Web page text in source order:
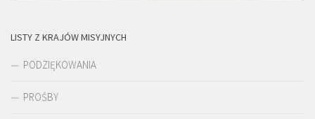
LISTY Z KRAJÓW MISYJNYCH
PODZIĘKOWANIA
PROŚBY